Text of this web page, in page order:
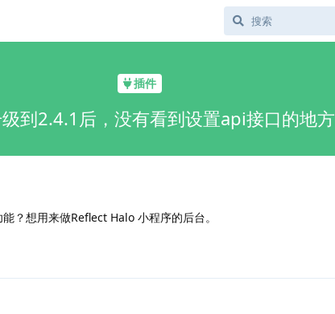
插件
到2.4.1后，没有看到设置api接口的地方
？想用来做Reflect Halo 小程序的后台。